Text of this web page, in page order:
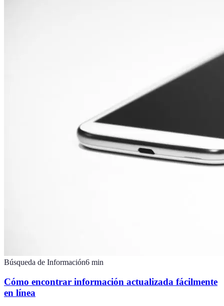
Búsqueda de Información6 min
Cómo encontrar información actualizada fácilmente
en línea